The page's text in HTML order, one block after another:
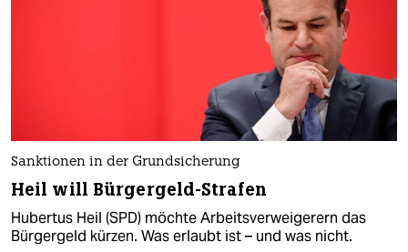
Sanktionen in der Grundsicherung
Heil will Bürgergeld-Strafen
Hubertus Heil (SPD) möchte Arbeitsverweigerern das
Bürgergeld kürzen. Was erlaubt ist – und was nicht.